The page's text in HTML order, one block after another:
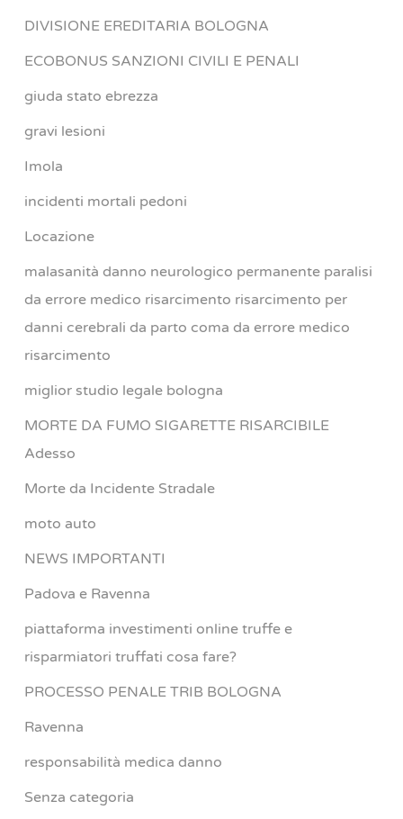
DIVISIONE EREDITARIA BOLOGNA
ECOBONUS SANZIONI CIVILI E PENALI
giuda stato ebrezza
gravi lesioni
Imola
incidenti mortali pedoni
Locazione
malasanità danno neurologico permanente paralisi
da errore medico risarcimento risarcimento per
danni cerebrali da parto coma da errore medico
risarcimento
miglior studio legale bologna
MORTE DA FUMO SIGARETTE RISARCIBILE
Adesso
Morte da Incidente Stradale
moto auto
NEWS IMPORTANTI
Padova e Ravenna
piattaforma investimenti online truffe e
risparmiatori truffati cosa fare?
PROCESSO PENALE TRIB BOLOGNA
Ravenna
responsabilità medica danno
Senza categoria